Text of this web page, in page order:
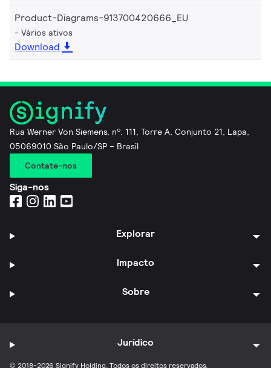
Product-Diagrams-913700420666_EU
Vários ativos
Download
Rua Werner Von Siemens, nº. 111, Torre A, Conjunto 21, Lapa,
05069010 São Paulo/SP – Brasil
Contate-nos
Siga-nos
Explorar
Impacto
Sobre
© 2018-2026 Signify Holding. Todos os direitos reservados.
Jurídico